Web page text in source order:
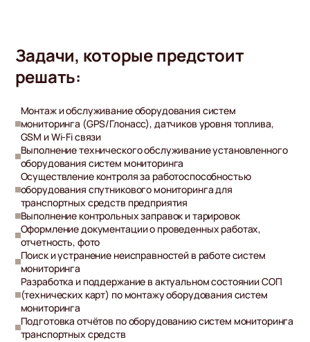
Задачи, которые предстоит
решать:
Монтаж и обслуживание оборудования систем
мониторинга (GPS/Глонасс), датчиков уровня топлива,
GSM и Wi-Fi связи
Выполнение технического обслуживание установленного
оборудования систем мониторинга
Осуществление контроля за работоспособностью
оборудования спутникового мониторинга для
транспортных средств предприятия
Выполнение контрольных заправок и тарировок
Оформление документации о проведенных работах,
отчетность, фото
Поиск и устранение неисправностей в работе систем
мониторинга
Разработка и поддержание в актуальном состоянии СОП
(технических карт) по монтажу оборудования систем
мониторинга
Подготовка отчётов по оборудованию систем мониторинга
транспортных средств